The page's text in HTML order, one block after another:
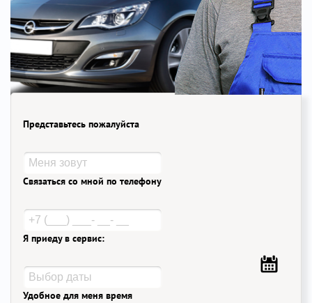
Представьтесь пожалуйста
Связаться со мной по телефону
Я приеду в сервис:
Удобное для меня время